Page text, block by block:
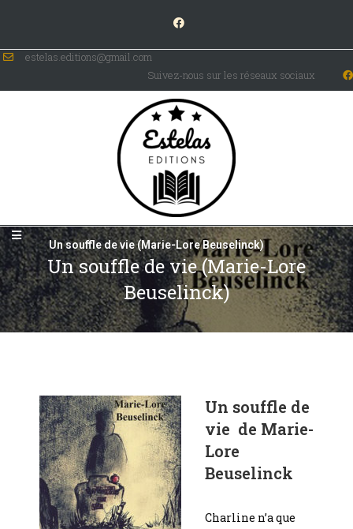
estelas.editions@gmail.com
Suivez-nous sur les réseaux sociaux
Un souffle de vie (Marie-Lore Beuselinck)
Un souffle de vie (Marie-Lore
Beuselinck)
Un souffle de
vie de Marie-
Lore
Beuselinck
Charline n’a que